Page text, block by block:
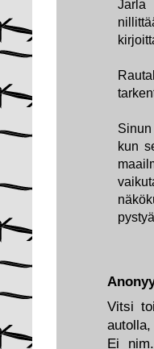
Vitsi
Ei
Jarla
kun